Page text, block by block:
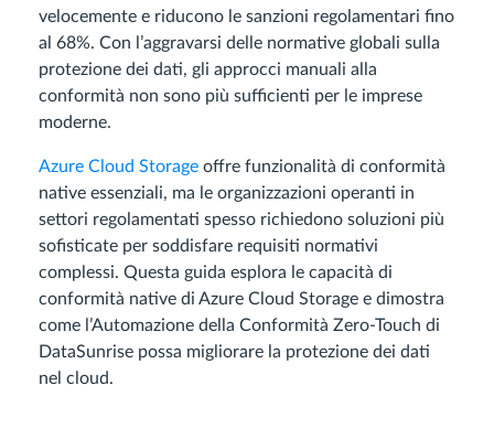
velocemente e riducono le sanzioni regolamentari fino
al 68%. Con l’aggravarsi delle normative globali sulla
protezione dei dati, gli approcci manuali alla
conformità non sono più sufficienti per le imprese
moderne.
Azure Cloud Storage offre funzionalità di conformità
native essenziali, ma le organizzazioni operanti in
settori regolamentati spesso richiedono soluzioni più
sofisticate per soddisfare requisiti normativi
complessi. Questa guida esplora le capacità di
conformità native di Azure Cloud Storage e dimostra
come l’Automazione della Conformità Zero-Touch di
DataSunrise possa migliorare la protezione dei dati
nel cloud.